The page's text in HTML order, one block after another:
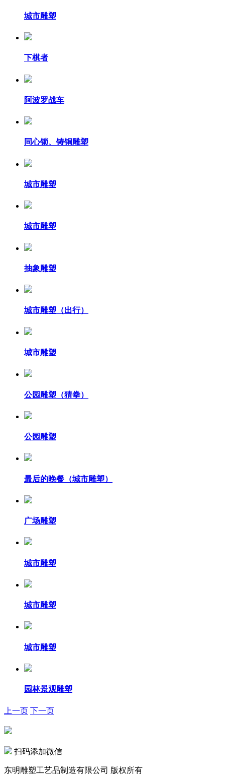
城市雕塑
下棋者
阿波罗战车
同心锁、铸铜雕塑
城市雕塑
城市雕塑
抽象雕塑
城市雕塑（出行）
城市雕塑
公园雕塑（猜拳）
公园雕塑
最后的晚餐（城市雕塑）
广场雕塑
城市雕塑
城市雕塑
城市雕塑
园林景观雕塑
上一页 下一页
扫码添加微信
东明雕塑工艺品制造有限公司 版权所有